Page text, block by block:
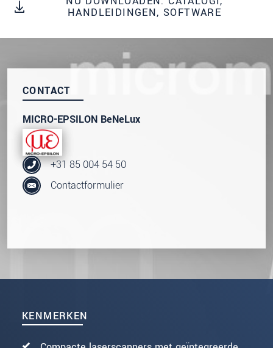
HANDLEIDINGEN, SOFTWARE
KENMERKEN
CONTACT
MICRO-EPSILON BeNeLux
+31 85 004 54 50
Contactformulier